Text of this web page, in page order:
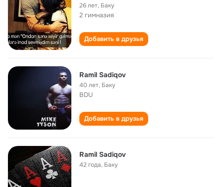
26 лет, Баку
2 гимназия
Добавить в друзья
Ramil Sadiqov
40 лет, Баку
BDU
Добавить в друзья
Ramil Sadiqov
42 года, Баку